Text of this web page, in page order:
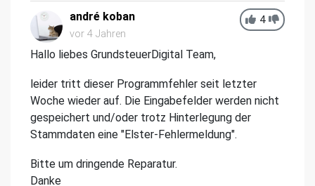
4
andré koban
vor 4 Jahren
Hallo liebes GrundsteuerDigital Team,
leider tritt dieser Programmfehler seit letzter
Woche wieder auf. Die Eingabefelder werden nicht
gespeichert und/oder trotz Hinterlegung der
Stammdaten eine "Elster-Fehlermeldung".
Bitte um dringende Reparatur.
Danke